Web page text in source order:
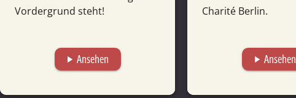
Vorder­grund steht!
play_arrow Ansehen
Charité Berlin.
play_arrow Ansehen